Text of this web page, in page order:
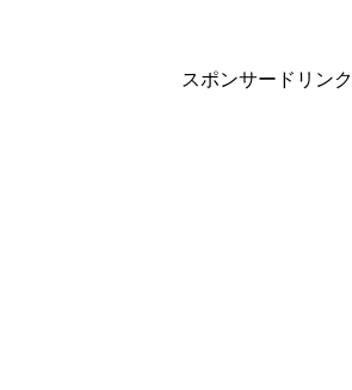
スポンサードリンク